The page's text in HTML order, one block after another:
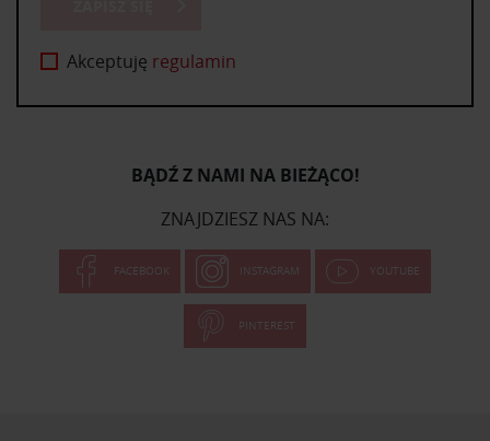
Akceptuję regulamin
BĄDŹ Z NAMI NA BIEŻĄCO!
ZNAJDZIESZ NAS NA:
FACEBOOK INSTAGRAM YOUTUBE
PINTEREST